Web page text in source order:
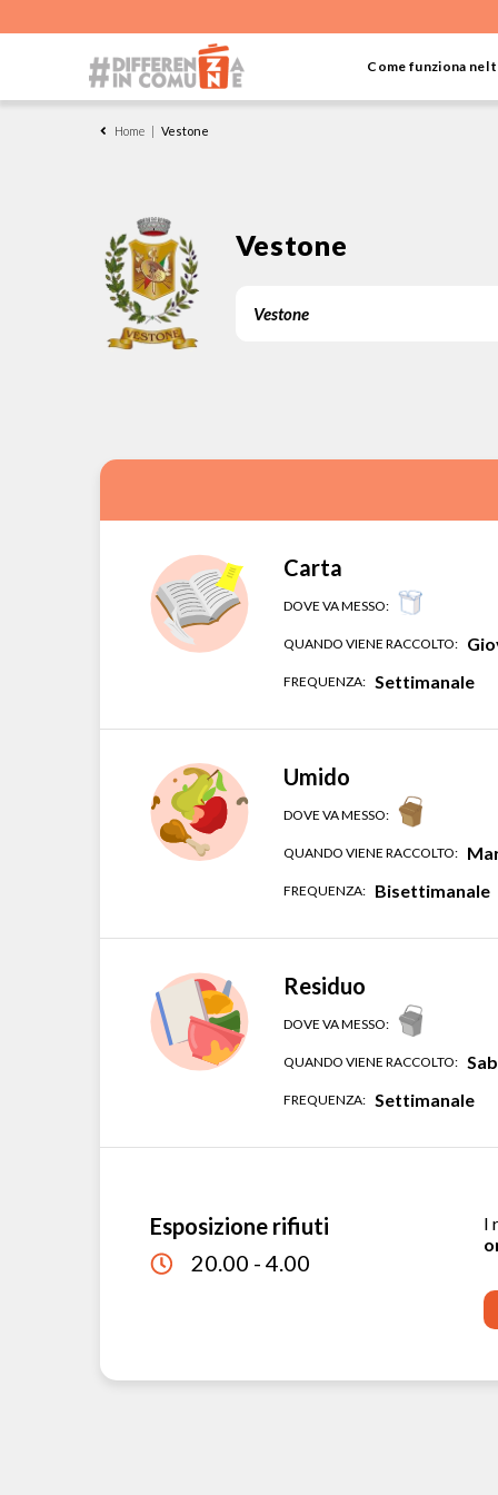
Come funziona nel
Home | Vestone
Vestone
Carta
DOVE VA MESSO:
QUANDO VIENE RACCOLTO:
FREQUENZA: Settimanale
Umido
DOVE VA MESSO:
QUANDO VIENE RACCOLTO:
FREQUENZA: Bisettimanale
Residuo
DOVE VA MESSO:
QUANDO VIENE RACCOLTO:
FREQUENZA: Settimanale
Esposizione rifiuti
20.00 - 4.00
I